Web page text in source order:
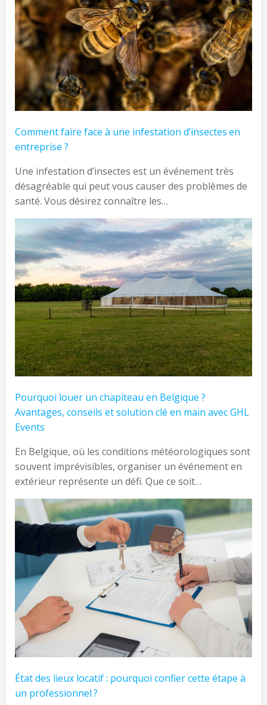
Comment faire face à une infestation d’insectes en
entreprise ?
Une infestation d’insectes est un événement très
désagréable qui peut vous causer des problèmes de
santé. Vous désirez connaître les…
Pourquoi louer un chapiteau en Belgique ?
Avantages, conseils et solution clé en main avec GHL
Events
En Belgique, où les conditions météorologiques sont
souvent imprévisibles, organiser un événement en
extérieur représente un défi. Que ce soit…
État des lieux locatif : pourquoi confier cette étape à
un professionnel ?